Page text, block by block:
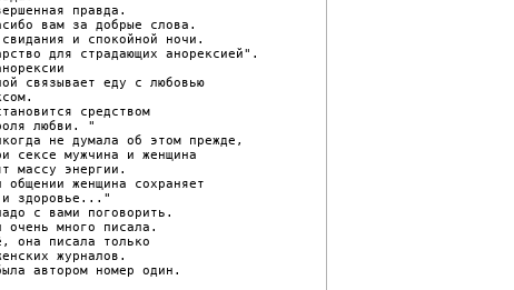
правда.
вам за добрые слова.
и спокойной ночи.
для страдающих анорексией".
связывает еду с любовью
средством
любви. "
не думала об этом прежде,
сексе мужчина и женщина
массу энергии.
общении женщина сохраняет
и здоровье..."
с вами поговорить.
очень много писала.
она писала только
журналов.
автором номер один.